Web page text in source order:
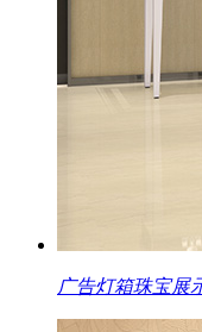
广告灯箱珠宝展